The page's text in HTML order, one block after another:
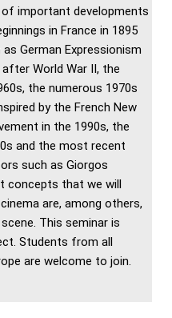
important developments
in France in 1895
German Expressionism
World War II, the
the numerous 1970s
by the French New
in the 1990s, the
and the most recent
such as Giorgos
concepts that we will
are, among others,
This seminar is
Students from all
are welcome to join.